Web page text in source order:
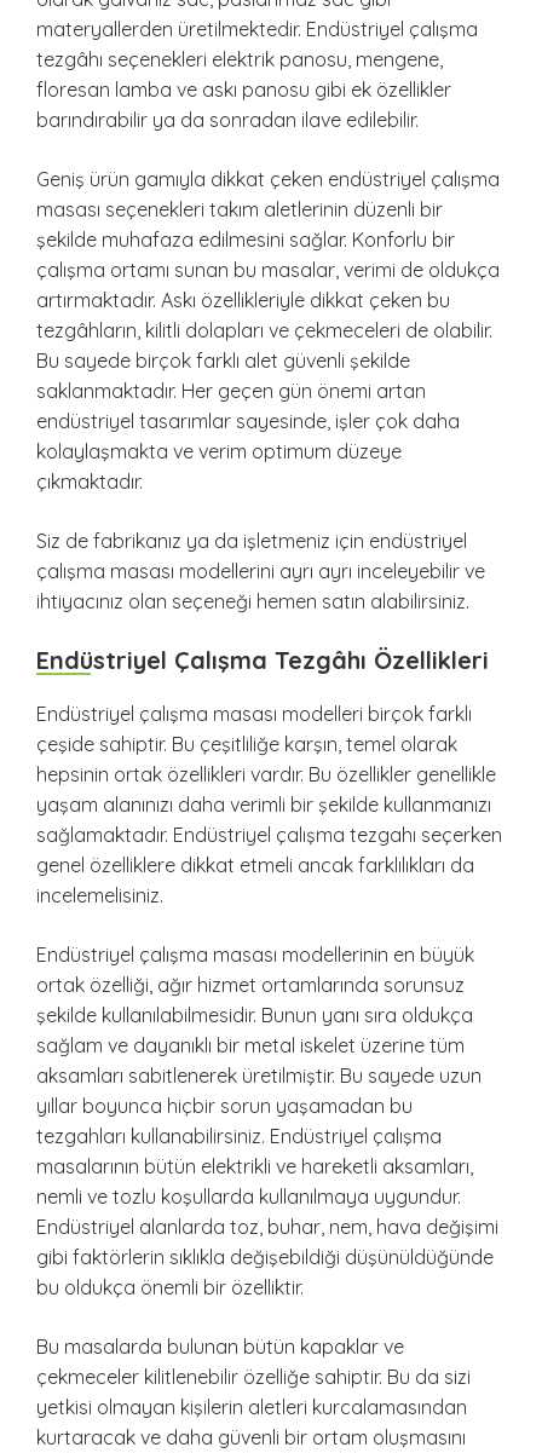
materyallerden üretilmektedir. Endüstriyel çalışma
tezgâhı seçenekleri elektrik panosu, mengene,
floresan lamba ve askı panosu gibi ek özellikler
barındırabilir ya da sonradan ilave edilebilir.
Geniş ürün gamıyla dikkat çeken endüstriyel çalışma
masası seçenekleri takım aletlerinin düzenli bir
şekilde muhafaza edilmesini sağlar. Konforlu bir
çalışma ortamı sunan bu masalar, verimi de oldukça
artırmaktadır. Askı özellikleriyle dikkat çeken bu
tezgâhların, kilitli dolapları ve çekmeceleri de olabilir.
Bu sayede birçok farklı alet güvenli şekilde
saklanmaktadır. Her geçen gün önemi artan
endüstriyel tasarımlar sayesinde, işler çok daha
kolaylaşmakta ve verim optimum düzeye
çıkmaktadır.
Siz de fabrikanız ya da işletmeniz için endüstriyel
çalışma masası modellerini ayrı ayrı inceleyebilir ve
ihtiyacınız olan seçeneği hemen satın alabilirsiniz.
Endüstriyel Çalışma Tezgâhı Özellikleri
Endüstriyel çalışma masası modelleri birçok farklı
çeşide sahiptir. Bu çeşitliliğe karşın, temel olarak
hepsinin ortak özellikleri vardır. Bu özellikler genellikle
yaşam alanınızı daha verimli bir şekilde kullanmanızı
sağlamaktadır. Endüstriyel çalışma tezgahı seçerken
genel özelliklere dikkat etmeli ancak farklılıkları da
incelemelisiniz.
Endüstriyel çalışma masası modellerinin en büyük
ortak özelliği, ağır hizmet ortamlarında sorunsuz
şekilde kullanılabilmesidir. Bunun yanı sıra oldukça
sağlam ve dayanıklı bir metal iskelet üzerine tüm
aksamları sabitlenerek üretilmiştir. Bu sayede uzun
yıllar boyunca hiçbir sorun yaşamadan bu
tezgahları kullanabilirsiniz. Endüstriyel çalışma
masalarının bütün elektrikli ve hareketli aksamları,
nemli ve tozlu koşullarda kullanılmaya uygundur.
Endüstriyel alanlarda toz, buhar, nem, hava değişimi
gibi faktörlerin sıklıkla değişebildiği düşünüldüğünde
bu oldukça önemli bir özelliktir.
Bu masalarda bulunan bütün kapaklar ve
çekmeceler kilitlenebilir özelliğe sahiptir. Bu da sizi
yetkisi olmayan kişilerin aletleri kurcalamasından
kurtaracak ve daha güvenli bir ortam oluşmasını